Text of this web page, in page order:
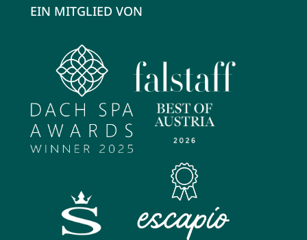
AQUAlpin
DaySPA
Saunawelten
Behandlungen
Restaurant Anna's Stubn
Restaurant
EIN MITGLIED VON